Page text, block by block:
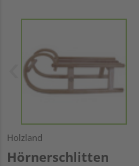
Holzland
Hörnerschlitten